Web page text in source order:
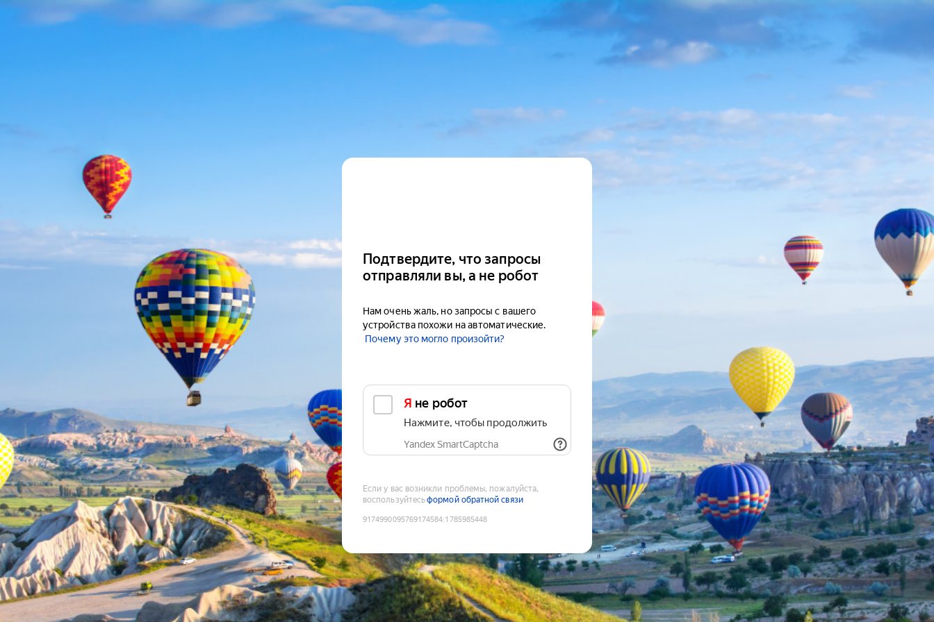
Подтвердите, что запросы
отправляли вы, а не робот
Нам очень жаль, но запросы с вашего
устройства похожи на автоматические.
Почему это могло произойти?
Я не робот
Нажмите, чтобы продолжить
Yandex SmartCaptcha
Если у вас возникли проблемы, пожалуйста,
воспользуйтесьформой обратной связи
9174990095769174584:1785985448